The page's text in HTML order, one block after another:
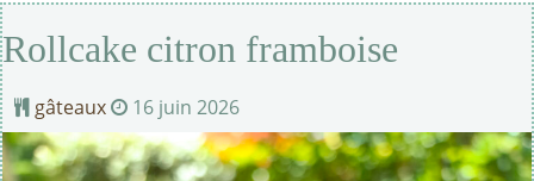
Rollcake citron framboise
gâteaux 16 juin 2026